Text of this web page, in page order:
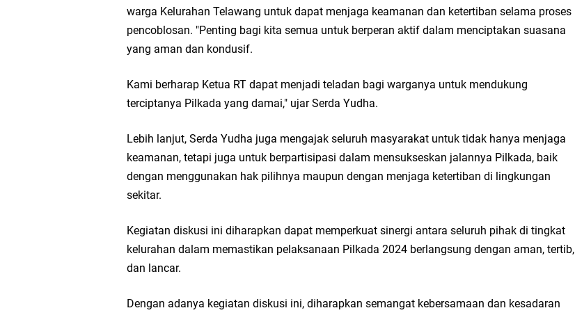
warga Kelurahan Telawang untuk dapat menjaga keamanan dan ketertiban selama proses
pencoblosan. "Penting bagi kita semua untuk berperan aktif dalam menciptakan suasana
yang aman dan kondusif.
Kami berharap Ketua RT dapat menjadi teladan bagi warganya untuk mendukung
terciptanya Pilkada yang damai," ujar Serda Yudha.
Lebih lanjut, Serda Yudha juga mengajak seluruh masyarakat untuk tidak hanya menjaga
keamanan, tetapi juga untuk berpartisipasi dalam mensukseskan jalannya Pilkada, baik
dengan menggunakan hak pilihnya maupun dengan menjaga ketertiban di lingkungan
sekitar.
Kegiatan diskusi ini diharapkan dapat memperkuat sinergi antara seluruh pihak di tingkat
kelurahan dalam memastikan pelaksanaan Pilkada 2024 berlangsung dengan aman, tertib,
dan lancar.
Dengan adanya kegiatan diskusi ini, diharapkan semangat kebersamaan dan kesadaran